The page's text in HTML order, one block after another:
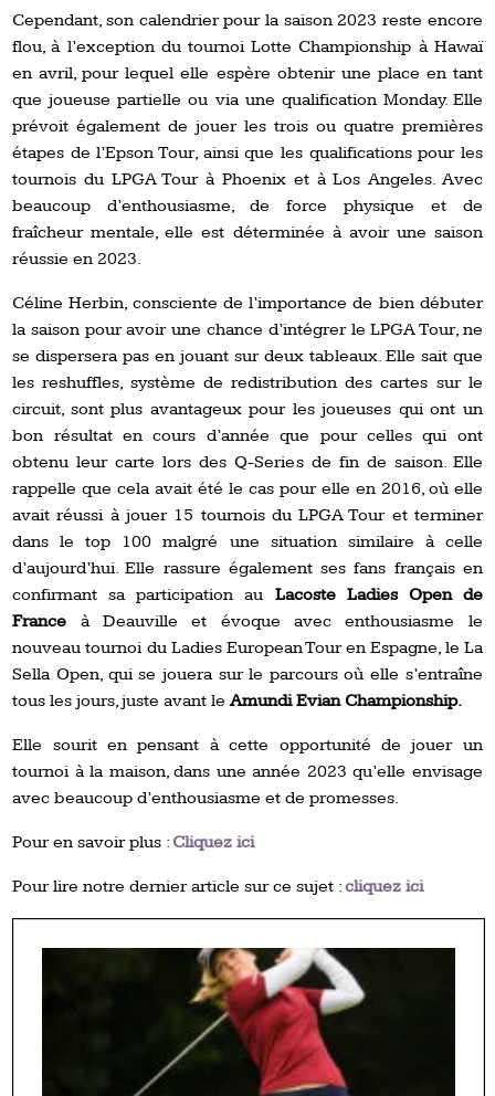
Cependant, son calendrier pour la saison 2023 reste encore
flou, à l’exception du tournoi Lotte Championship à Hawaï
en avril, pour lequel elle espère obtenir une place en tant
que joueuse partielle ou via une qualification Monday. Elle
prévoit également de jouer les trois ou quatre premières
étapes de l’Epson Tour, ainsi que les qualifications pour les
tournois du LPGA Tour à Phoenix et à Los Angeles. Avec
beaucoup d’enthousiasme, de force physique et de
fraîcheur mentale, elle est déterminée à avoir une saison
réussie en 2023.
Céline Herbin, consciente de l’importance de bien débuter
la saison pour avoir une chance d’intégrer le LPGA Tour, ne
se dispersera pas en jouant sur deux tableaux. Elle sait que
les reshuffles, système de redistribution des cartes sur le
circuit, sont plus avantageux pour les joueuses qui ont un
bon résultat en cours d’année que pour celles qui ont
obtenu leur carte lors des Q-Series de fin de saison. Elle
rappelle que cela avait été le cas pour elle en 2016, où elle
avait réussi à jouer 15 tournois du LPGA Tour et terminer
dans le top 100 malgré une situation similaire à celle
d’aujourd’hui. Elle rassure également ses fans français en
confirmant sa participation au Lacoste Ladies Open de
France à Deauville et évoque avec enthousiasme le
nouveau tournoi du Ladies European Tour en Espagne, le La
Sella Open, qui se jouera sur le parcours où elle s’entraîne
tous les jours, juste avant leAmundi Evian Championship.
Elle sourit en pensant à cette opportunité de jouer un
tournoi à la maison, dans une année 2023 qu’elle envisage
avec beaucoup d’enthousiasme et de promesses.
Pour en savoir plus : Cliquez ici
Pour lire notre dernier article sur ce sujet :cliquez ici